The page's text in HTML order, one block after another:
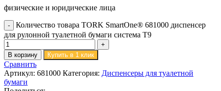
физические и юридические лица
Количество товара TORK SmartOne® 681000 диспенсер
для рулонной туалетной бумаги система T9
В корзину Купить в 1 клик
Сравнить
Артикул: 681000 Категория: Диспенсеры для туалетной
бумаги